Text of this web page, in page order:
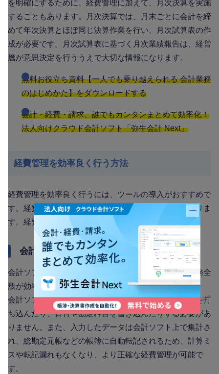
バナー
を明確にするために、経費管理に加えて、月次決算を実施
することもあります。月次決算では、月末ごとに会計を締
めて年次決算とほぼ同じ決算作業を行い、月次試算表の作
成が必要です。月次試算表に基づく月次業績報告は、経営
層が意思決定を行ううえで大切な情報になります。
無料お役立ち資料【一人でも乗り越えられる 会計業務
のはじめかた】をダウンロードする
会計・経費・請求、誰でもカンタンまとめて効率化！
法人向けクラウド会計ソフト「弥生会計 Next」
経費管理を効率良く行う方法
経費管理を効率良く行うには、ツールの導入がおすすめで
す。経費管理に役立つツールは、さまざまなものがありま
す。経費管理を行う主なツールは以下のとおりです。
会計ソフト
会計ソフトを導入すると、経費管理だけでなく経理業務全
般が効率化されます。
会計ソフトなら、経費が発生するたびに手作業で金額を打
ち込んだり、日付や勘定科目を書き込んだりする必要があ
りません。また、入力したデータは会計ソフト上で集計さ
れ、総勘定元帳などの帳簿に自動転記されるため、計算ミ
スや転記漏れもなくなり、より正確な経費管理が可能で
す。